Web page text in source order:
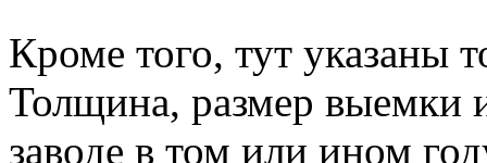
Кроме того, тут указаны
Толщина, размер выемки
заводе в том или ином